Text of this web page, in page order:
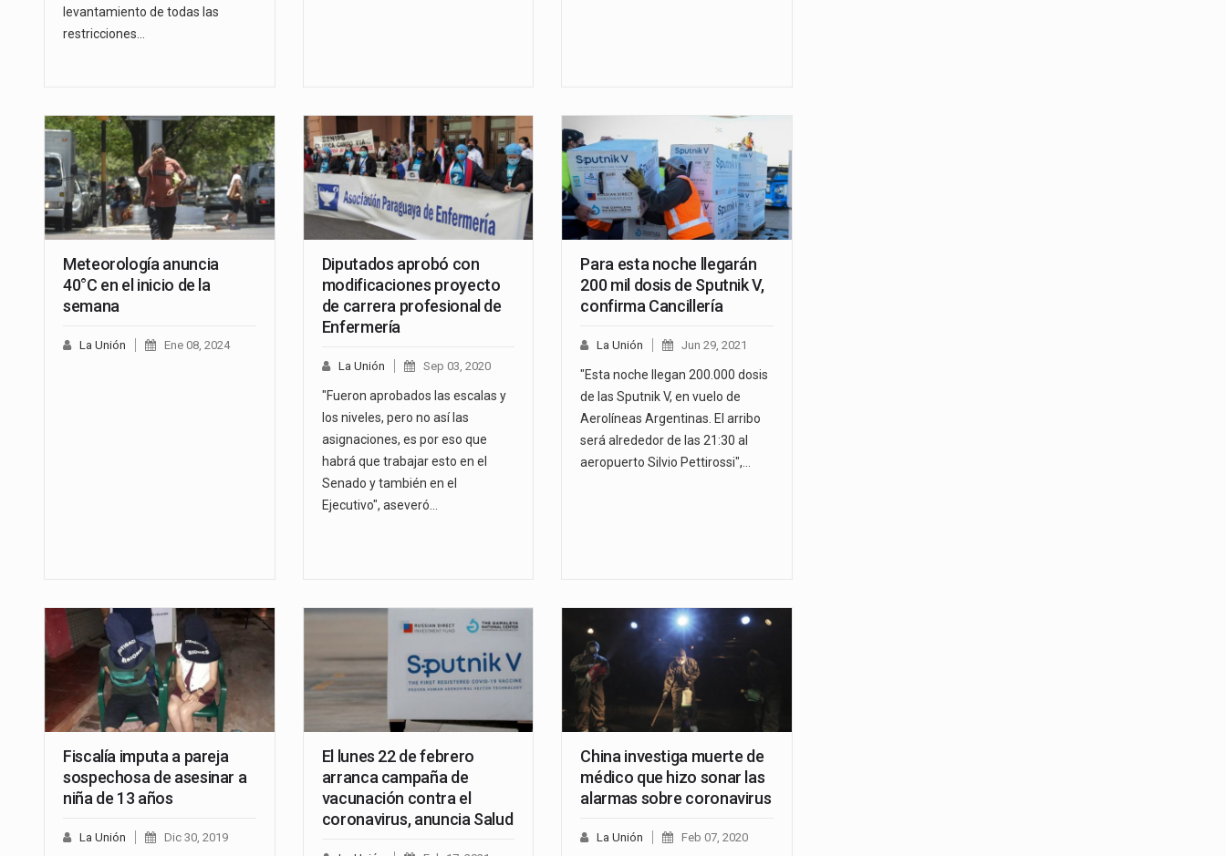
levantamiento de todas las
restricciones…
Meteorología anuncia
40°C en el inicio de la
semana
La Unión Ene 08, 2024
Diputados aprobó con
modificaciones proyecto
de carrera profesional de
Enfermería
La Unión Sep 03, 2020
"Fueron aprobados las escalas y
los niveles, pero no así las
asignaciones, es por eso que
habrá que trabajar esto en el
Senado y también en el
Ejecutivo", aseveró…
Para esta noche llegarán
200 mil dosis de Sputnik V,
confirma Cancillería
La Unión Jun 29, 2021
"Esta noche llegan 200.000 dosis
de las Sputnik V, en vuelo de
Aerolíneas Argentinas. El arribo
será alrededor de las 21:30 al
aeropuerto Silvio Pettirossi",…
Fiscalía imputa a pareja
sospechosa de asesinar a
niña de 13 años
La Unión Dic 30, 2019
El lunes 22 de febrero
arranca campaña de
vacunación contra el
coronavirus, anuncia Salud
China investiga muerte de
médico que hizo sonar las
alarmas sobre coronavirus
La Unión Feb 07, 2020